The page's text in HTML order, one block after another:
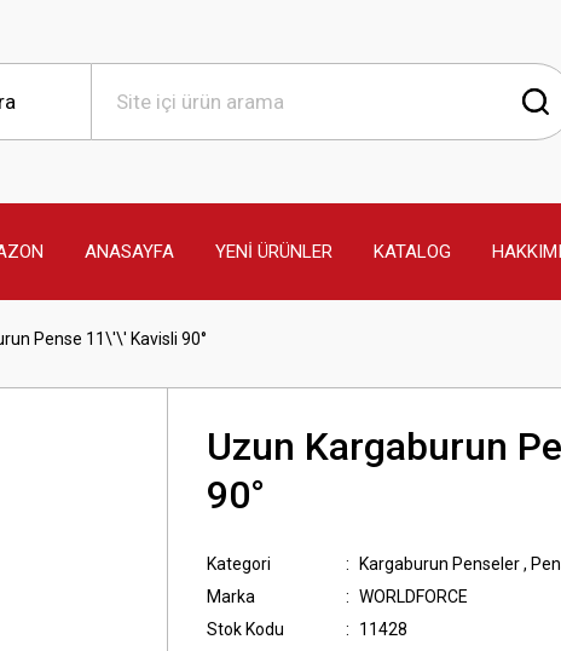
ANASAYFA YENİ ÜRÜNLER KATALOG
Pense 11\'\' Kavisli 90°
Uzun Kargaburun
90°
Kategori Kargaburun Penseler,
Marka
WORLDFORCE
Stok Kodu
11428